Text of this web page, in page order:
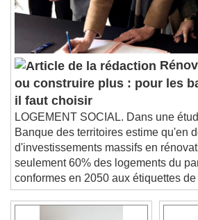
subtitles settings , opens
settings dialog
subtitles off, selected
Audio Track
Picture-in-Picture
Fullscreen
This is a modal window.
Beginning of dialog window.
and close the window.
Text
Color Opacity
Text Background
ou construire plus : pour les
il faut choisir
LOGEMENT SOCIAL. Dans une
Banque des territoires estime qu'en
d'investissements massifs en
seulement 60% des logements du
conformes en 2050 aux étiquettes